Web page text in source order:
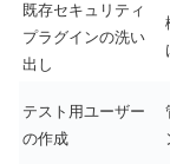
既存セキュリティ
プラグインの洗い
出し
テスト用ユーザー
の作成